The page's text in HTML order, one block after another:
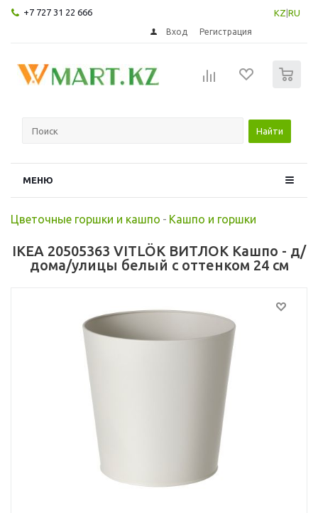
+7 727 31 22 666 KZ RU
Вход Регистрация
Найти
МЕНЮ
Цветочные горшки и кашпо - Кашпо и горшки
IKEA 20505363 VITLÖK ВИТЛОК Кашпо - д/
дома/улицы белый с оттенком 24 см